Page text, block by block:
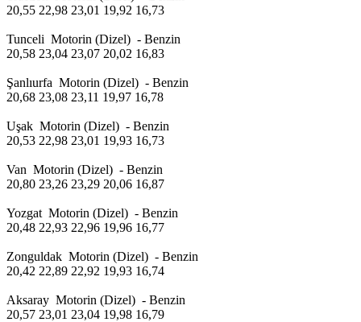
20,55 22,98 23,01 19,92 16,73
Tunceli Motorin (Dizel) - Benzin
20,58 23,04 23,07 20,02 16,83
Şanlıurfa Motorin (Dizel) - Benzin
20,68 23,08 23,11 19,97 16,78
Uşak Motorin (Dizel) - Benzin
20,53 22,98 23,01 19,93 16,73
Van Motorin (Dizel) - Benzin
20,80 23,26 23,29 20,06 16,87
Yozgat Motorin (Dizel) - Benzin
20,48 22,93 22,96 19,96 16,77
Zonguldak Motorin (Dizel) - Benzin
20,42 22,89 22,92 19,93 16,74
Aksaray Motorin (Dizel) - Benzin
20,57 23,01 23,04 19,98 16,79